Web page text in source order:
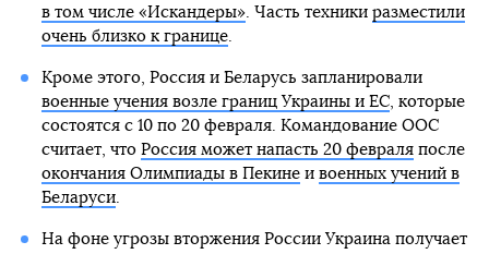
в том числе «Искандеры». Часть техники разместили
очень близко к границе.
Кроме этого, Россия и Беларусь запланировали
военные учения возле границ Украины и ЕС, которые
состоятся с 10 по 20 февраля. Командование ООС
считает, что Россия может напасть 20 февраляпосле
окончания Олимпиады в Пекинеи военных учений в
Беларуси.
На фоне угрозы вторжения России Украина получает